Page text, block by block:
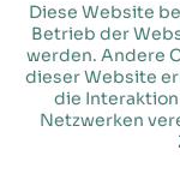
Diese Website
Betrieb der
werden. Andere
dieser Website
die
Netzwerken